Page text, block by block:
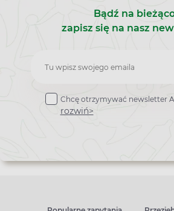
Bądź na
zapisz się na nasz
Zapisz
do
newslettera
Chcę otrzymywać newsletter
rozwiń>